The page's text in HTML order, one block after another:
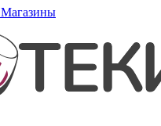
Магазины